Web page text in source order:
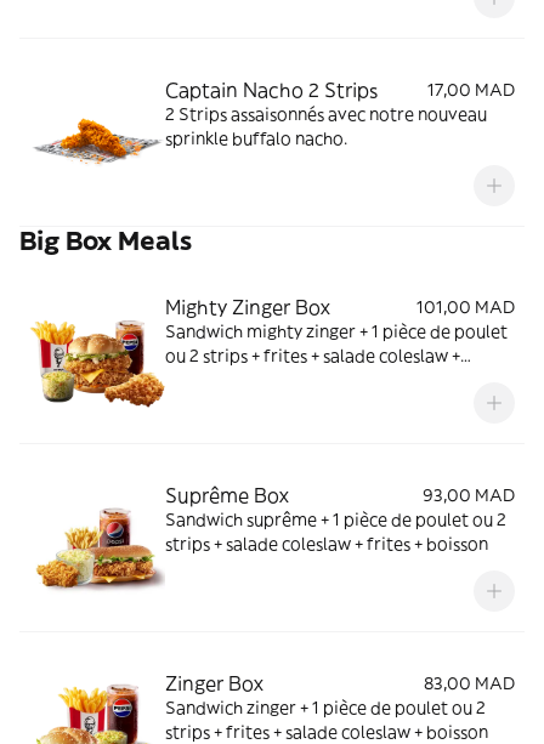
Captain Nacho 2 Strips
17,00 MAD
2 Strips assaisonnés avec notre nouveau
sprinkle buffalo nacho.
Big Box Meals
Mighty Zinger Box
101,00 MAD
Sandwich mighty zinger + 1 pièce de poulet
ou 2 strips + frites + salade coleslaw +
Suprême Box
93,00 MAD
Sandwich suprême + 1 pièce de poulet ou 2
strips + salade coleslaw + frites + boisson
Zinger Box
83,00 MAD
Sandwich zinger + 1 pièce de poulet ou 2
strips + frites + salade coleslaw + boisson